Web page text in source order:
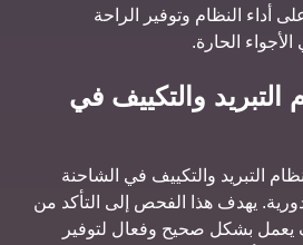
أداء النظام وتوفير الراحة
الأجواء الحارة.
التبريد والتكييف في
التبريد والتكييف في الشاحنة
يهدف هذا الفحص إلى التأكد من
يعمل بشكل صحيح وفعال لتوفير